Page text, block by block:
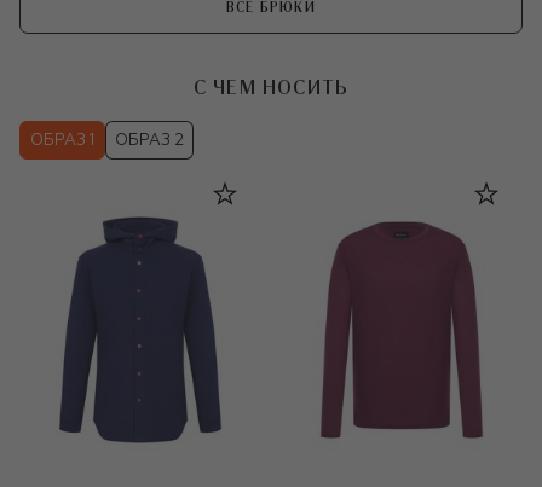
ВСЕ БРЮКИ
С ЧЕМ НОСИТЬ
ОБРАЗ 1 ОБРАЗ 2